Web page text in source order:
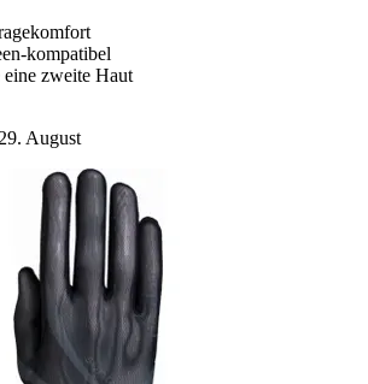
kompatibel
zweite Haut
August